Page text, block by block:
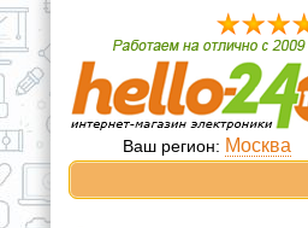
Ваш регион: Москва